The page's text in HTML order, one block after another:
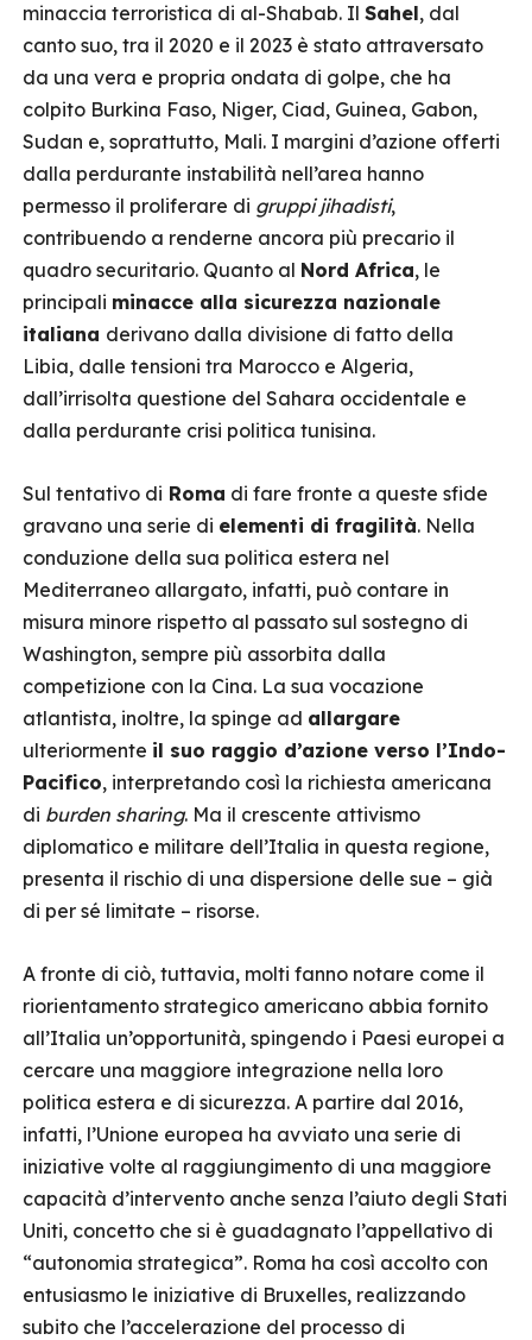
minaccia terroristica di al-Shabab. Il Sahel, dal
canto suo, tra il 2020 e il 2023 è stato attraversato
da una vera e propria ondata di golpe, che ha
colpito Burkina Faso, Niger, Ciad, Guinea, Gabon,
Sudan e, soprattutto, Mali. I margini d’azione offerti
dalla perdurante instabilità nell’area hanno
permesso il proliferare di gruppi jihadisti,
contribuendo a renderne ancora più precario il
quadro securitario. Quanto al Nord Africa, le
principali minacce alla sicurezza nazionale
italiana derivano dalla divisione di fatto della
Libia, dalle tensioni tra Marocco e Algeria,
dall’irrisolta questione del Sahara occidentale e
dalla perdurante crisi politica tunisina.
Sul tentativo di Roma di fare fronte a queste sfide
gravano una serie di elementi di fragilità. Nella
conduzione della sua politica estera nel
Mediterraneo allargato, infatti, può contare in
misura minore rispetto al passato sul sostegno di
Washington, sempre più assorbita dalla
competizione con la Cina. La sua vocazione
atlantista, inoltre, la spinge ad allargare
ulteriormente il suo raggio d’azione verso l’Indo-
Pacifico, interpretando così la richiesta americana
di burden sharing. Ma il crescente attivismo
diplomatico e militare dell’Italia in questa regione,
presenta il rischio di una dispersione delle sue – già
di per sé limitate – risorse.
A fronte di ciò, tuttavia, molti fanno notare come il
riorientamento strategico americano abbia fornito
all’Italia un’opportunità, spingendo i Paesi europei a
cercare una maggiore integrazione nella loro
politica estera e di sicurezza. A partire dal 2016,
infatti, l’Unione europea ha avviato una serie di
iniziative volte al raggiungimento di una maggiore
capacità d’intervento anche senza l’aiuto degli Stati
Uniti, concetto che si è guadagnato l’appellativo di
“autonomia strategica”. Roma ha così accolto con
entusiasmo le iniziative di Bruxelles, realizzando
subito che l’accelerazione del processo di